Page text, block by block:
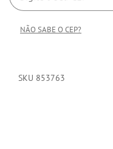
NÃO SABE O CEP?
SKU 853763